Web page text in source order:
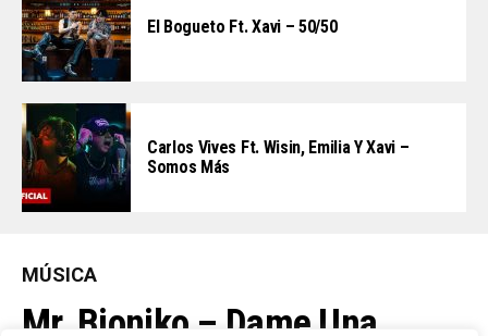
El Bogueto Ft. Xavi – 50/50
Carlos Vives Ft. Wisin, Emilia Y Xavi –
Somos Más
MÚSICA
Mr. Bioniko – Dame Una